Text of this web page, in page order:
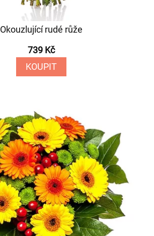
Okouzlující rudé růže
739 Kč
KOUPIT